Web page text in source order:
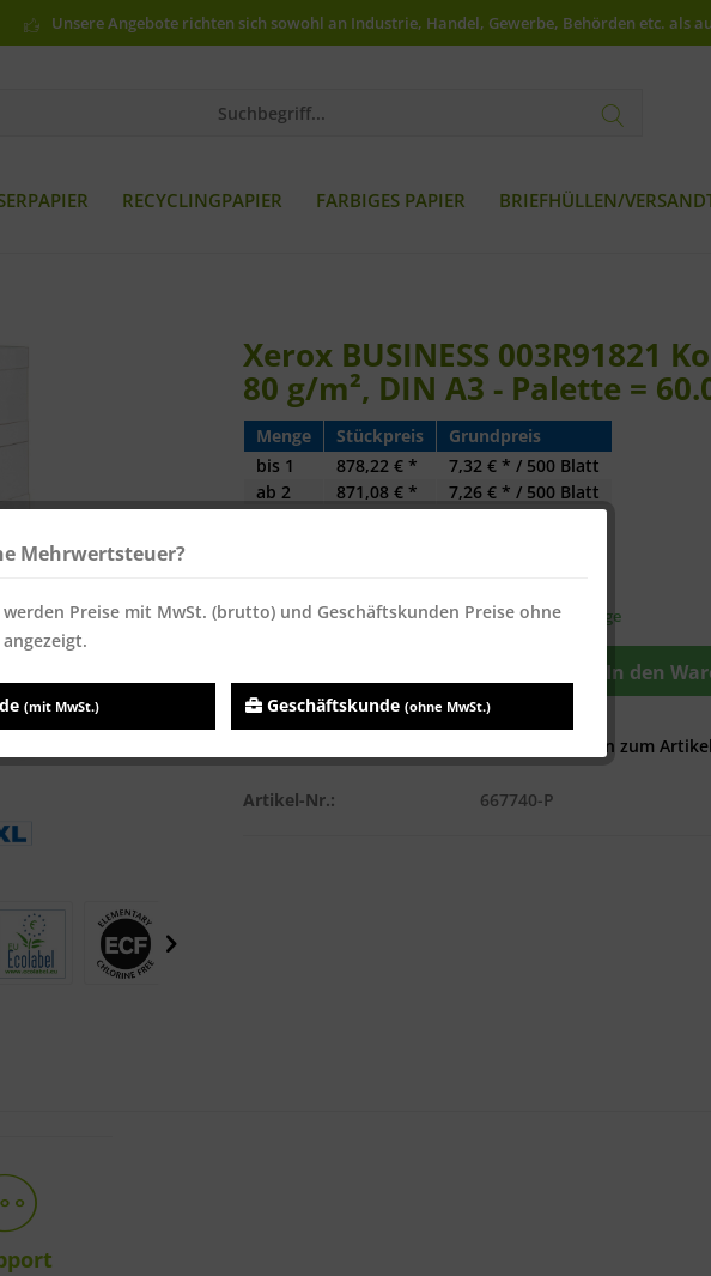
Unsere Angebote richten sich sowohl an Industrie, Handel, Gewerbe, Behörden etc. als
RECYCLINGPAPIER FARBIGES PAPIER BRIEFHÜLLEN/
Xerox BUSINESS 003R91821
80 g/m², DIN A3 - Palette =
Menge Stückpreis
Grundpreis
bis 1 878,22 € *
7,32 € * / 500 Blatt
ab 2 871,08 € * 7,26 € * / 500 Blatt
Sofort versandfertig, Lieferzeit ca. 1-3 Werktage
In den
Fragen zum
Artikel-Nr.: 667740-P
Mehrwertsteuer?
Preise mit MwSt. (brutto) und Geschäftskunden Preise ohne
(mit MwSt.) Geschäftskunde (ohne MwSt.)